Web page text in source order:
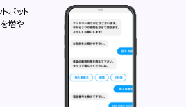
ボット
増や